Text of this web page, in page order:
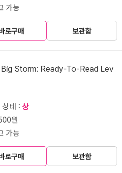
가능
로구매 보관함
Storm: Ready-To-Read Lev
태 : 상
원
가능
로구매 보관함